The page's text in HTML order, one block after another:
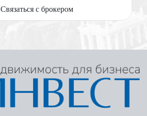
Связаться с брокером